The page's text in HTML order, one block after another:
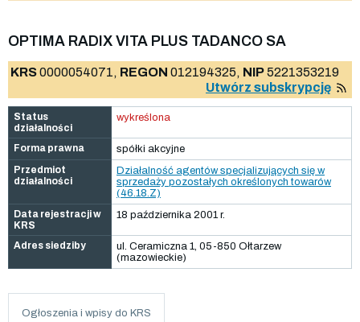
OPTIMA RADIX VITA PLUS TADANCO SA
KRS0000054071, REGON 012194325, NIP5221353219
Utwórz subskrypcję
Status
działalności
wykreślona
Forma prawna
spółki akcyjne
Przedmiot
działalności
Działalność agentów specjalizujących się w
sprzedaży pozostałych określonych towarów
(46.18.Z)
Data rejestracji w
KRS
18 października 2001 r.
Adres siedziby
ul. Ceramiczna 1, 05-850 Ołtarzew
(mazowieckie)
Ogłoszenia i wpisy do KRS